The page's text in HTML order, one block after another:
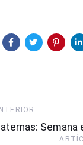
Semana